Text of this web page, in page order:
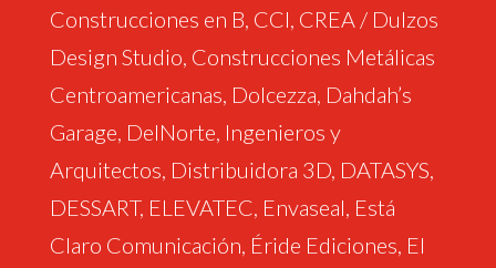
Construcciones en B, CCI, CREA / Dulzos
Design Studio, Construcciones Metálicas
Centroamericanas, Dolcezza, Dahdah’s
Garage, DelNorte, Ingenieros y
Arquitectos, Distribuidora 3D, DATASYS,
DESSART, ELEVATEC, Envaseal, Está
Claro Comunicación, Éride Ediciones, El